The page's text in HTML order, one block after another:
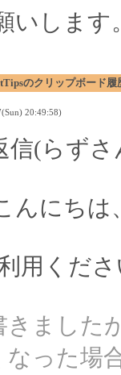
いします
のクリップボード
20:49:58)
信(らずさ
んにちは
用くだ
きました
なった場